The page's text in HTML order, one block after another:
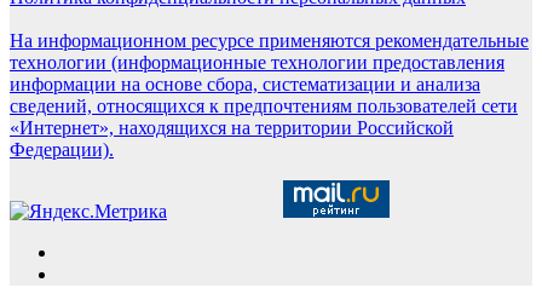
На информационном ресурсе применяются рекомендательные
технологии (информационные технологии предоставления
информации на основе сбора, систематизации и анализа
сведений, относящихся к предпочтениям пользователей сети
«Интернет», находящихся на территории Российской
Федерации).